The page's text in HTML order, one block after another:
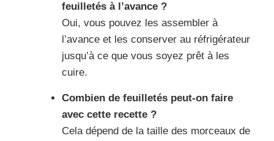
feuilletés à l’avance ?
Oui, vous pouvez les assembler à
l’avance et les conserver au réfrigérateur
jusqu’à ce que vous soyez prêt à les
cuire.
Combien de feuilletés peut-on faire
avec cette recette ?
Cela dépend de la taille des morceaux de